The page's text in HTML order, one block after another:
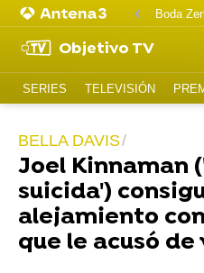
Boda
Objetivo TV
SERIES TELEVISIÓN
BELLA DAVIS
Joel Kinnaman
suicida')
alejamiento
que le acusó